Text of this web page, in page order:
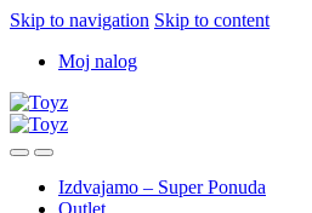
Skip to navigation Skip to content
Moj nalog
Izdvajamo – Super Ponuda
Outlet